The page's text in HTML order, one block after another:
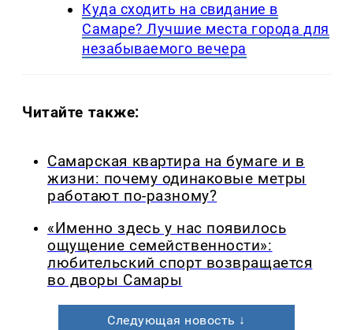
Куда сходить на свидание в
Самаре? Лучшие места города для
незабываемого вечера
Читайте также:
Самарская квартира на бумаге и в
жизни: почему одинаковые метры
работают по-разному?
«Именно здесь у нас появилось
ощущение семейственности»:
любительский спорт возвращается
во дворы Самары
Следующая новость ↓